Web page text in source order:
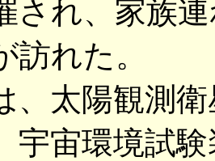
され、家族
訪れた。
太陽観測
宇宙環境試